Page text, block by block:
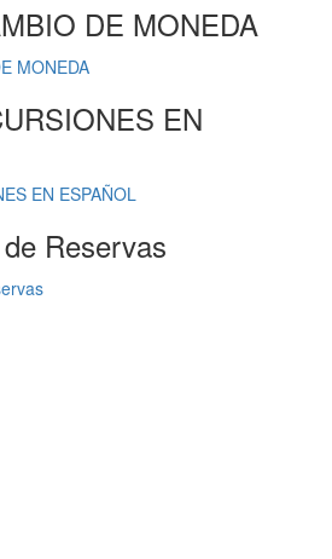
DE MONEDA
EN
Reservas